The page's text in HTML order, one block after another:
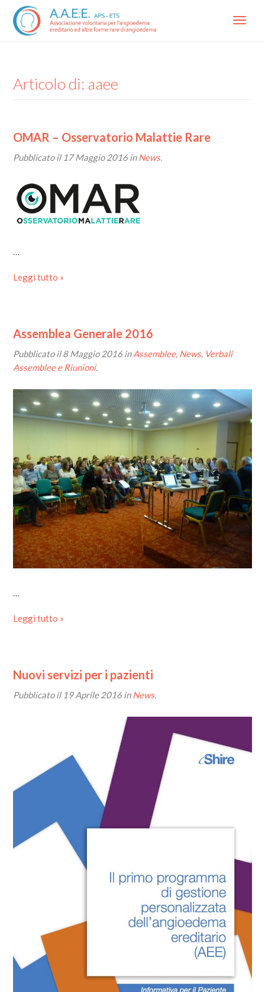
Menu
Articolo di: aaee
OMAR – Osservatorio Malattie Rare
Pubblicato il 17 Maggio 2016 inNews.
…
Leggi tutto »
Assemblea Generale 2016
Pubblicato il8 Maggio 2016 inAssemblee, News, Verbali
Assemblee e Riunioni.
…
Leggi tutto »
Nuovi servizi per i pazienti
Pubblicato il 19 Aprile 2016 inNews.